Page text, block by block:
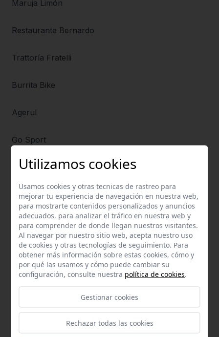
Maruja Limón
Restaurante Bernardo
Trattoría Fratelli
Burrita Bike
Agerul
Go Sport
Sevilla FC
Legumbres Valle
Frutos secos San Blas
Panadería Santa Virginia
Bernardo Herrera, S.L.
Jamón Event
Utilizamos cookies
Usamos cookies y otras tecnicas de rastreo para
mejorar tu experiencia de navegación en nuestra web,
para mostrarte contenidos personalizados y anuncios
adecuados, para analizar el tráfico en nuestra web y
para comprender de donde llegan nuestros visitantes.
Al navegar por nuestro sitio web, acepta nuestro uso
de cookies y otras tecnologías de seguimiento. Para
obtener más información sobre estas cookies, cómo y
por qué las usamos y cómo puede cambiar su
configuración, consulte nuestra política de cookies.
Gestionar cookies
Rechazar todas las cookies